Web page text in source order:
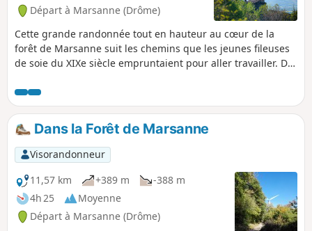
Départ à Marsanne (Drôme)
Cette grande randonnée tout en hauteur au cœur de la
forêt de Marsanne suit les chemins que les jeunes fileuses
de soie du XIXe siècle empruntaient pour aller travailler. De
le long de cours d’eau nécessaires à l’activité, notamment
près de Mirmande.
Dans la Forêt de Marsanne
Visorandonneur
11,57 km
+389 m
-388 m
4h 25
Moyenne
Départ à Marsanne (Drôme)